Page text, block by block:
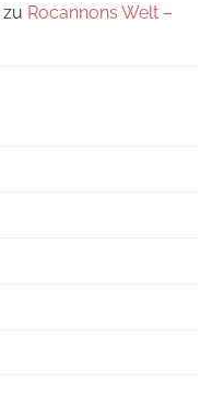
zu Rocannons Welt –